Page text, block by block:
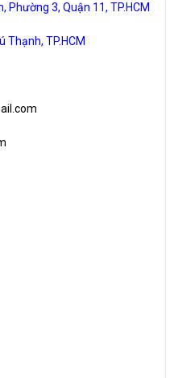
Phường 3, Quận 11, TP.HCM
Thạnh, TP.HCM